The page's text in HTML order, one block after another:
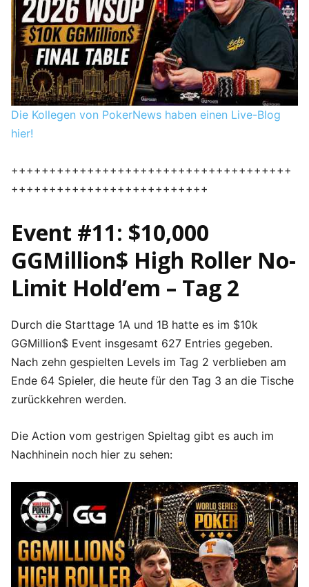
Die Kollegen von PokerNews haben einen Live-Blog
hier!
+++++++++++++++++++++++++++++++++++++
++++++++++++++++++++++++++
Event #11: $10,000
GGMillion$ High Roller No-
Limit Hold’em – Tag 2
Durch die Starttage 1A und 1B hatte es im $10k
GGMillion$ Event insgesamt 627 Entries gegeben.
Nach zehn gespielten Levels im Tag 2 verblieben am
Ende 64 Spieler, die heute für den Tag 3 an die Tische
zurückkehren werden.
Die Action vom gestrigen Spieltag gibt es auch im
Nachhinein noch hier zu sehen: